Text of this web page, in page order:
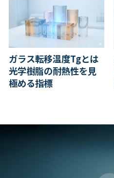
ガラス転移温度Tgとは
光学樹脂の耐熱性を見
極める指標